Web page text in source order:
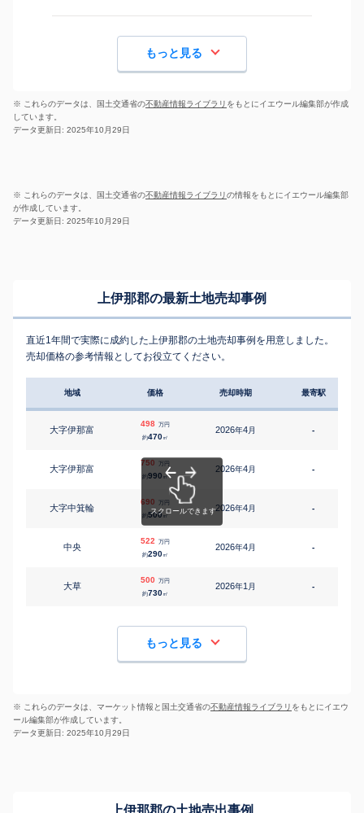
もっと見る
※ これらのデータは、国土交通省の不動産情報ライブラリ をもとにイエウール編集部が作成
しています。
データ更新日: 2025年10月29日
※ これらのデータは、国土交通省の不動産情報ライブラリの情報をもとにイエウール編集部
が作成しています。
データ更新日: 2025年10月29日
上伊那郡の最新土地売却事例
直近1年間で実際に成約した上伊那郡の土地売却事例を用意しました。
売却価格の参考情報としてお役立てください。
地域 価格 売却時期 最寄駅
大字伊那富
498 万円
約470㎡
2026年4月 -
大字伊那富
750 万円
約990 ㎡
2026年4月 -
大字中箕輪
690 万円
約500㎡
2026年4月 -
中央
522 万円
約290㎡
2026年4月 -
大草
500 万円
約730㎡
2026年1 月 -
もっと見る
※ これらのデータは、マーケット情報と国土交通省の不動産情報ライブラリ をもとにイエウ
ール編集部が作成しています。
データ更新日: 2025年10月29日
上伊那郡の土地売出事例